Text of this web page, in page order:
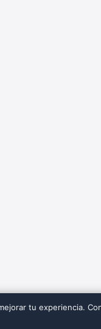
tu experiencia.